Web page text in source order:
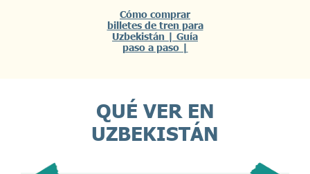
Cómo comprar
billetes de tren para
Uzbekistán | Guía
paso a paso |
QUÉ VER EN
UZBEKISTÁN